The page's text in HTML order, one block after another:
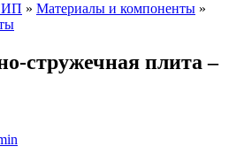
» Материалы и компоненты »
стружечная плита –